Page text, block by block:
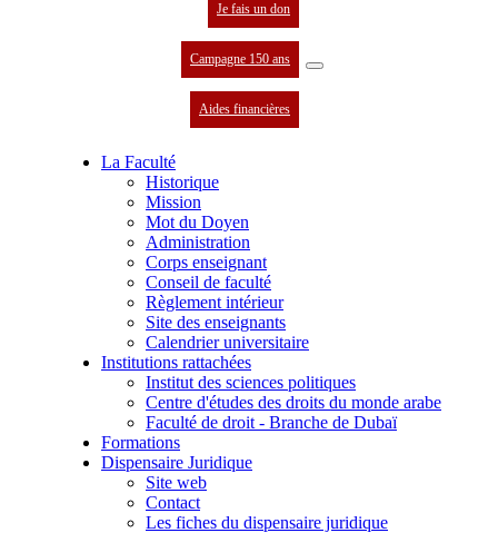
Je fais un don
Campagne 150 ans
Aides financières
La Faculté
Historique
Mission
Mot du Doyen
Administration
Corps enseignant
Conseil de faculté
Règlement intérieur
Site des enseignants
Calendrier universitaire
Institutions rattachées
Institut des sciences politiques
Centre d'études des droits du monde arabe
Faculté de droit - Branche de Dubaï
Formations
Dispensaire Juridique
Site web
Contact
Les fiches du dispensaire juridique